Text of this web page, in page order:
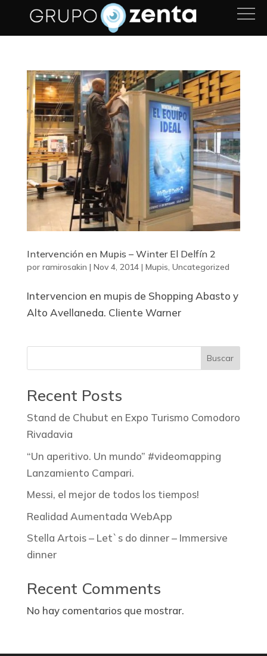
Intervención en Mupis – Winter El Delfín 2
por ramirosakin | Nov 4, 2014| Mupis, Uncategorized
Intervencion en mupis de Shopping Abasto y
Alto Avellaneda. Cliente Warner
Buscar
Recent Posts
Stand de Chubut en Expo Turismo Comodoro
Rivadavia
“Un aperitivo. Un mundo” #videomapping
Lanzamiento Campari.
Messi, el mejor de todos los tiempos!
Realidad Aumentada WebApp
Stella Artois – Let`s do dinner – Immersive
dinner
Recent Comments
No hay comentarios que mostrar.